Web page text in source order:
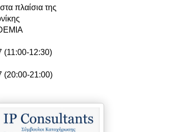
πλαίσια της
(11:00-12:30)
(20:00-21:00)